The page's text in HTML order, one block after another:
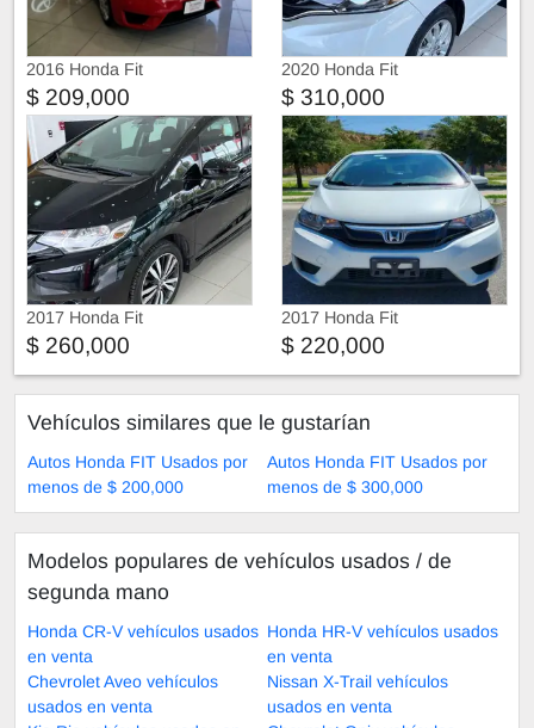
2016 Honda Fit
$ 209,000
2020 Honda Fit
$ 310,000
2017 Honda Fit
$ 260,000
2017 Honda Fit
$ 220,000
Vehículos similares que le gustarían
Autos Honda FIT Usados por
menos de $ 200,000
Autos Honda FIT Usados por
menos de $ 300,000
Modelos populares de vehículos usados ​​/ de
segunda mano
Honda CR-V vehículos usados
en venta
Honda HR-V vehículos usados
en venta
Chevrolet Aveo vehículos
usados en venta
Nissan X-Trail vehículos
usados en venta